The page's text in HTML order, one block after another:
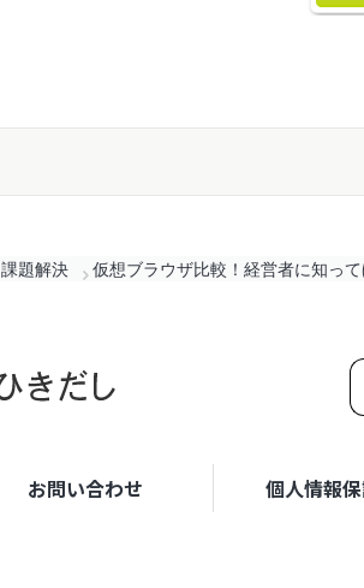
課題解決 仮想ブラウザ比較！経営者に知っ
お問い合わせ 個人情報